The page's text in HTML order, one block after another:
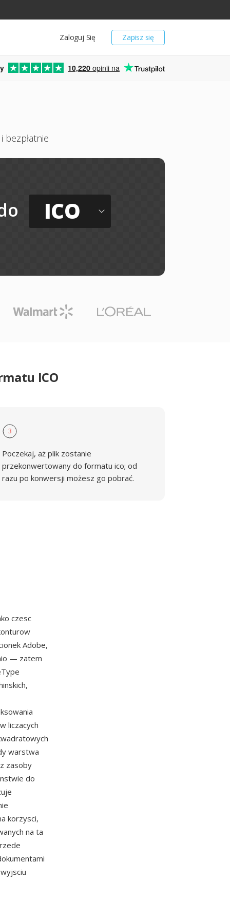
Zapisz się
Zaloguj Się
10,220 opinii na
ICO
ICO
3
Poczekaj, aż plik zostanie
przekonwertowany do formatu ico; od
razu po konwersji możesz go pobrać.
czesc
Adobe,
— zatem
liczacych
warstwa
zasoby
do
korzysci,
na ta